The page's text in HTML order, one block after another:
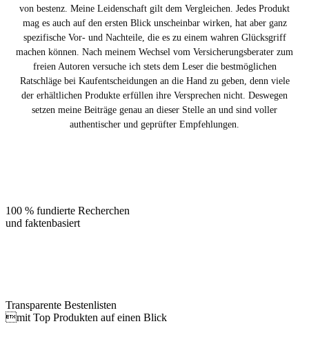
von bestenz. Meine Leidenschaft gilt dem Vergleichen. Jedes Produkt
mag es auch auf den ersten Blick unscheinbar wirken, hat aber ganz
spezifische Vor- und Nachteile, die es zu einem wahren Glücksgriff
machen können. Nach meinem Wechsel vom Versicherungsberater zum
freien Autoren versuche ich stets dem Leser die bestmöglichen
Ratschläge bei Kaufentscheidungen an die Hand zu geben, denn viele
der erhältlichen Produkte erfüllen ihre Versprechen nicht. Deswegen
setzen meine Beiträge genau an dieser Stelle an und sind voller
authentischer und geprüfter Empfehlungen.
100 % fundierte Recherchen
und faktenbasiert
Transparente Bestenlisten
mit Top Produkten auf einen Blick